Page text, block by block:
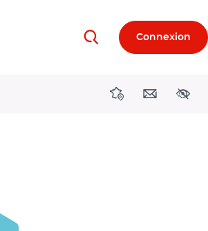
RechercherConnexion
DirectionsContact